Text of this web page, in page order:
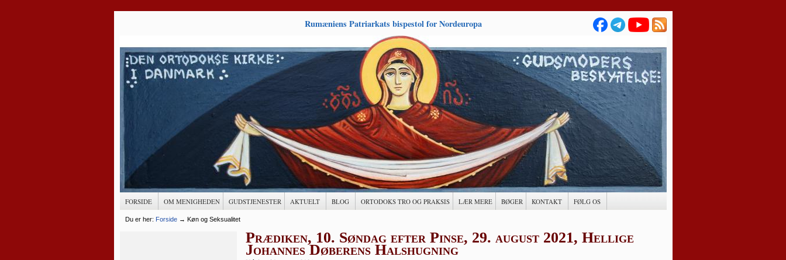
Rumæniens Patriarkats bispestol for Nordeuropa
FORSIDE OM MENIGHEDEN GUDSTJENESTER AKTUELT BLOG ORTODOKS TRO OG PRAKSIS LÆR MERE BØGER KONTAKT FØLG OS
Du er her: Forside→ Køn og Seksualitet
Prædiken, 10. Søndag efter Pinse, 29. august 2021, Hellige
Johannes Døberens Halshugning